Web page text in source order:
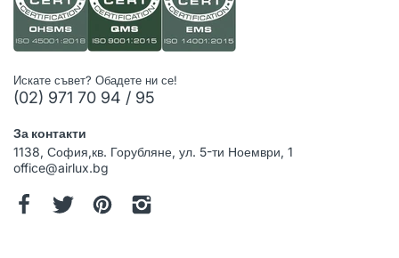
Искате съвет? Обадете ни се!
(02) 971 70 94 / 95
За контакти
1138, София,кв. Горубляне, ул. 5-ти Ноември, 1
office@airlux.bg